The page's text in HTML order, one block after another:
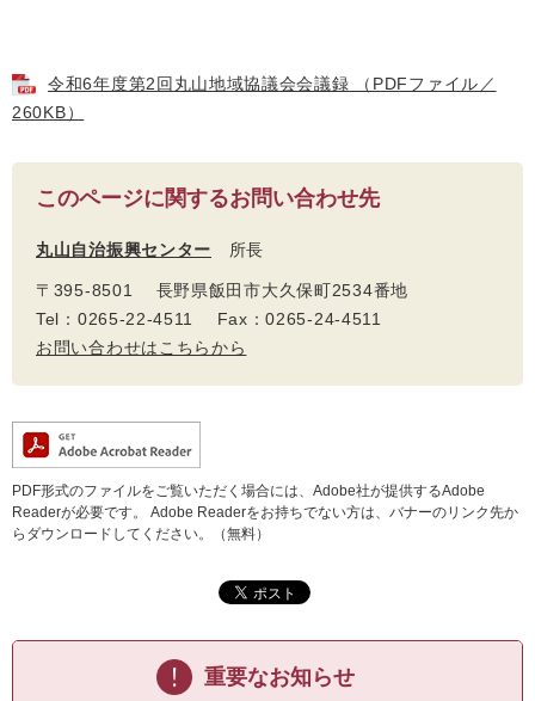
令和6年度第2回丸山地域協議会会議録 （PDFファイル／
260KB）
このページに関するお問い合わせ先
丸山自治振興センター 所長
〒395-8501 長野県飯田市大久保町2534番地
Tel：0265-22-4511 Fax：0265-24-4511
お問い合わせはこちらから
PDF形式のファイルをご覧いただく場合には、Adobe社が提供するAdobe
Readerが必要です。
Adobe Readerをお持ちでない方は、バナーのリンク先か
らダウンロードしてください。（無料）
重要なお知らせ